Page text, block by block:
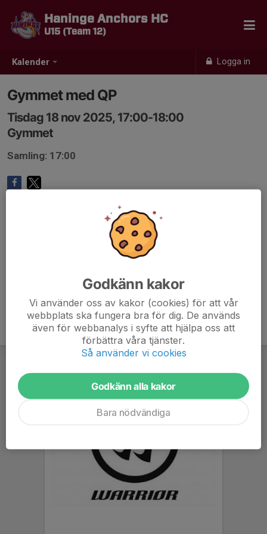
Kalender Logga in
Haninge Anchors HC
U15 (Team 12)
Gymmet med QP
Tisdag 18 nov 2025, 17:00-18:00
Gymmet
Samling: 17:00
Godkänn kakor
Vi använder oss av kakor (cookies) för att vår
webbplats ska fungera bra för dig. De används
även för webbanalys i syfte att hjälpa oss att
förbättra våra tjänster.
Så använder vi cookies
Godkänn alla kakor
Bara nödvändiga